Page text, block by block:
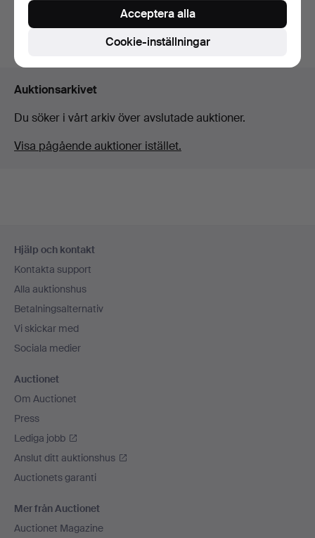
Bevaka sökning
Auktionsarkivet
Du söker i vårt arkiv över avslutade auktioner.
Visa pågående auktioner istället.
Hjälp och kontakt
Kontakta support
Alla auktionshus
Betalningsalternativ
Vi skickar med
Sociala medier
Auctionet
Om Auctionet
Press
Lediga jobb
Anslut ditt auktionshus
Auctionets garanti
Mer från Auctionet
Auctionet Magazine
Cookie-inställningar
Acceptera alla